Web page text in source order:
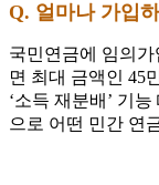
Q. 얼마나 가입
국민연금에 임의
면 최대 금액인 45
‘소득 재분배’ 기
으로 어떤 민간 연